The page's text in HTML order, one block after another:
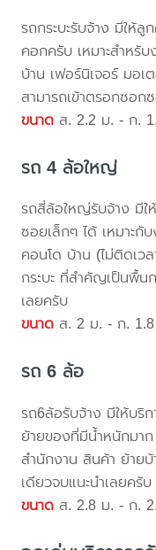
รถกระบะรับจ้าง มีให้
คอกครับ เหมาะสำห
บ้าน เฟอร์นิเจอร์ มอ
สามารถเข้าตรอกซอก
ขนาด ส. 2.2 ม. - ก.
รถ 4 ล้อใหญ่
รถสี่ล้อใหญ่รับจ้าง มีใ
ซอยเล็กๆ ได้ เหมาะ
คอนโด บ้าน (ไม่ติดเว
กระบะ ที่สำคัญเป็นพื้น
เลยครับ
ขนาด ส. 2 ม. - ก.
รถ 6 ล้อ
รถ6ล้อรับจ้าง มีให้บริ
ย้ายของที่มีน้ำหนักมา
สำนักงาน สินค้า ย้าย
เดียวจบแนะนำเลยครับ
ขนาด ส. 2.8 ม. - ก.